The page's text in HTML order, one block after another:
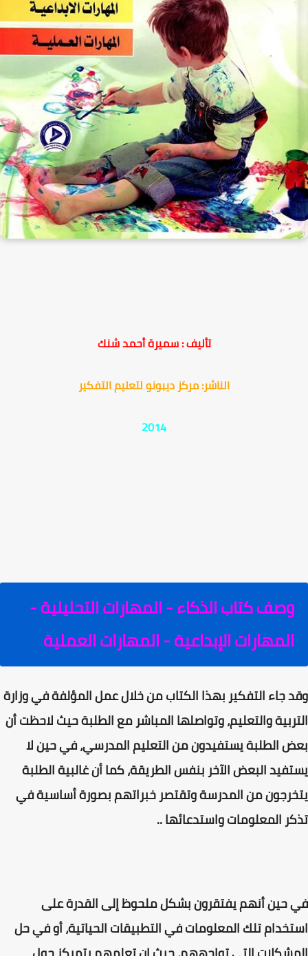
تأليف : سميرة أحمد شنك
الناشر: مركز ديبونو لتعليم التفكير
2014
وصف كتاب الذكاء - المهارات التحليلية -
المهارات الإبداعية - المهارات العملية
وقد جاء التفكير بهذا الكتاب من خلال عمل المؤلفة في وزارة
التربية والتعليم، وتواصلها المباشر مع الطلبة حيث لاحظت أن
بعض الطلبة يستفيدون من التعليم المدرسي، في حين لا
يستفيد البعض الآخر بنفس الطريقة، كما أن غالبية الطلبة
يتخرجون من المدرسة وتقتصر خبراتهم بصورة أساسية في
تذكر المعلومات واستدعائها ..
في حين أنهم يفتقرون بشكل ملحوظ إلى القدرة على
استخدام تلك المعلومات في التطبيقات الحياتية، أو في حل